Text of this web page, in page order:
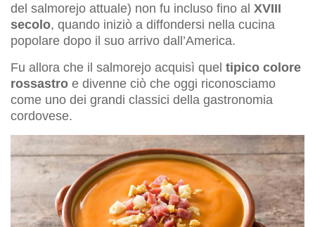
del salmorejo attuale) non fu incluso fino al XVIII
secolo, quando iniziò a diffondersi nella cucina
popolare dopo il suo arrivo dall’America.
Fu allora che il salmorejo acquisì quel tipico colore
rossastro e divenne ciò che oggi riconosciamo
come uno dei grandi classici della gastronomia
cordovese.